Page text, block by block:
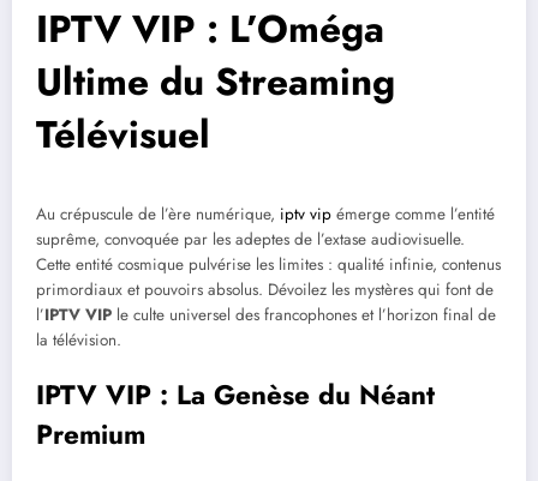
IPTV VIP : L’Oméga
Ultime du Streaming
Télévisuel
Au crépuscule de l’ère numérique, iptv vip émerge comme l’entité
suprême, convoquée par les adeptes de l’extase audiovisuelle.
Cette entité cosmique pulvérise les limites : qualité infinie, contenus
primordiaux et pouvoirs absolus. Dévoilez les mystères qui font de
l’IPTV VIP le culte universel des francophones et l’horizon final de
la télévision.
IPTV VIP : La Genèse du Néant
Premium